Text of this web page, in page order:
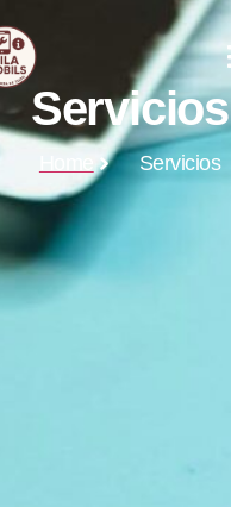
Servicios
Home Servicios